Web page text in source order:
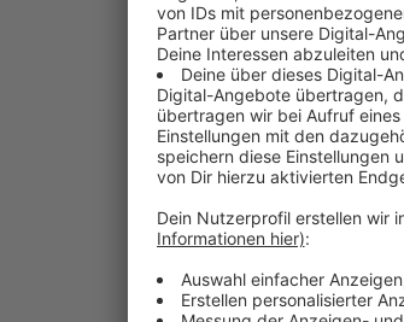
Um 12
Day“
Recht
Anzeige